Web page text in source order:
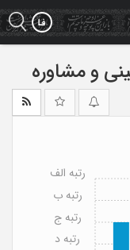
و مشاوره
رتبه د
رتبه ج
رتبه ب
رتبه الف